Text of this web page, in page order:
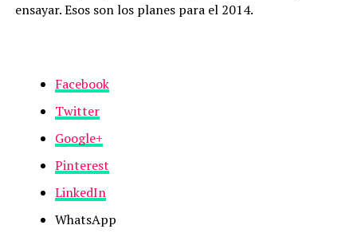
ensayar. Esos son los planes para el 2014.
Facebook
Twitter
Google+
Pinterest
LinkedIn
WhatsApp